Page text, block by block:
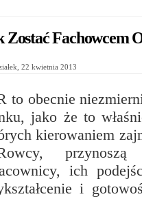
Zostać Fachowcem
22 kwietnia 2013
to obecnie
jako że to
kierowaniem
ich
i